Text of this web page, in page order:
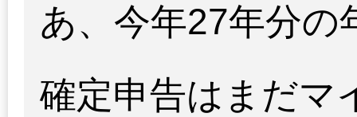
あ、今年27年分の
確定申告はまだマ